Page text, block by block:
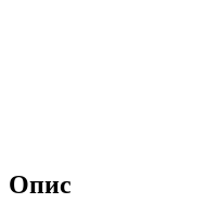
Опис